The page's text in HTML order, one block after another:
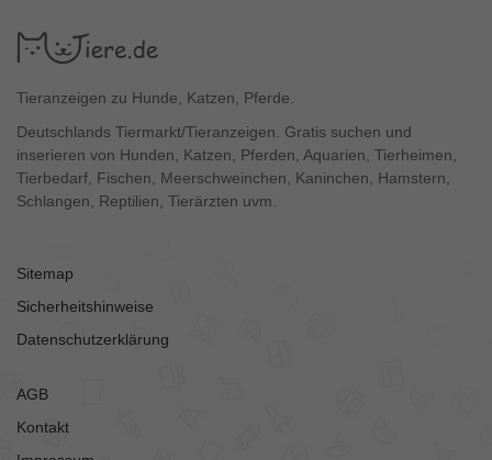
Tieranzeigen zu Hunde, Katzen, Pferde.
Deutschlands Tiermarkt/Tieranzeigen. Gratis suchen und
inserieren von Hunden, Katzen, Pferden, Aquarien, Tierheimen,
Tierbedarf, Fischen, Meerschweinchen, Kaninchen, Hamstern,
Schlangen, Reptilien, Tierärzten uvm.
Sitemap
Sicherheitshinweise
Datenschutzerklärung
AGB
Kontakt